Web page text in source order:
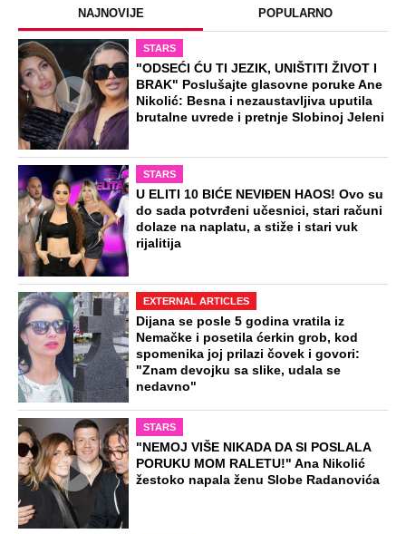
NAJNOVIJE POPULARNO
STARS
"ODSEĆI ĆU TI JEZIK, UNIŠTITI ŽIVOT I
BRAK" Poslušajte glasovne poruke Ane
Nikolić: Besna i nezaustavljiva uputila
brutalne uvrede i pretnje Slobinoj Jeleni
STARS
U ELITI 10 BIĆE NEVIĐEN HAOS! Ovo su
do sada potvrđeni učesnici, stari računi
dolaze na naplatu, a stiže i stari vuk
rijalitija
EXTERNAL ARTICLES
Dijana se posle 5 godina vratila iz
Nemačke i posetila ćerkin grob, kod
spomenika joj prilazi čovek i govori:
"Znam devojku sa slike, udala se
nedavno"
STARS
"NEMOJ VIŠE NIKADA DA SI POSLALA
PORUKU MOM RALETU!" Ana Nikolić
žestoko napala ženu Slobe Radanovića